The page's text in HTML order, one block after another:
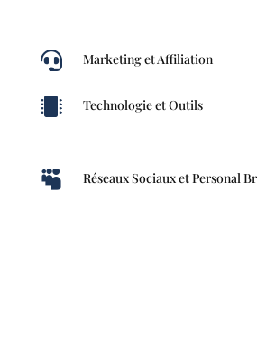
 Marketing et Affiliation
 Technologie et Outils
 Réseaux Sociaux et Personal